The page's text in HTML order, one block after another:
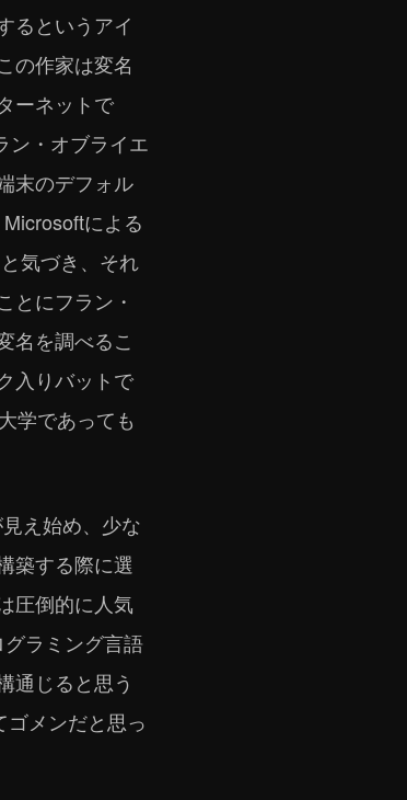
るというアイ
の作家は変名
ーネットで
ン・オブライエ
末のデフォル
による
気づき、それ
とにフラン・
名を調べるこ
入りバットで
学であっても
え始め、少な
築する際に選
圧倒的に人気
ラミング言語
通じると思う
メンだと思っ